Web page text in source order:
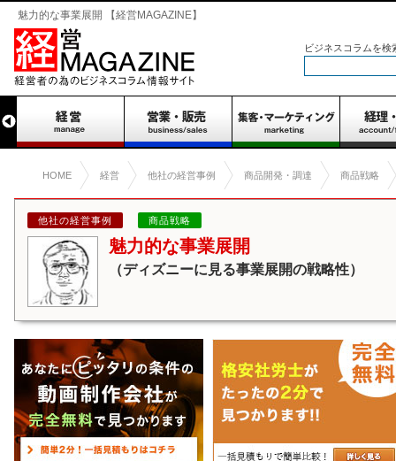
魅力的な事業展開 【経営MAGAZINE】
ビジネスコラムを検
HOME 経営 他社の経営事例 商品開発・調達 商品戦略
他社の経営事例 商品戦略
魅力的な事業展開
（ディズニーに見る事業展開の戦略性）